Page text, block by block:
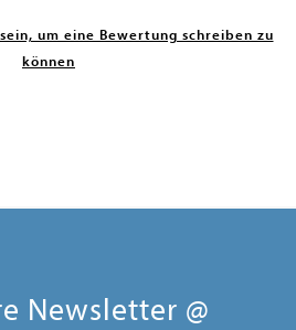
um eine Bewertung schreiben zu
können
Newsletter @